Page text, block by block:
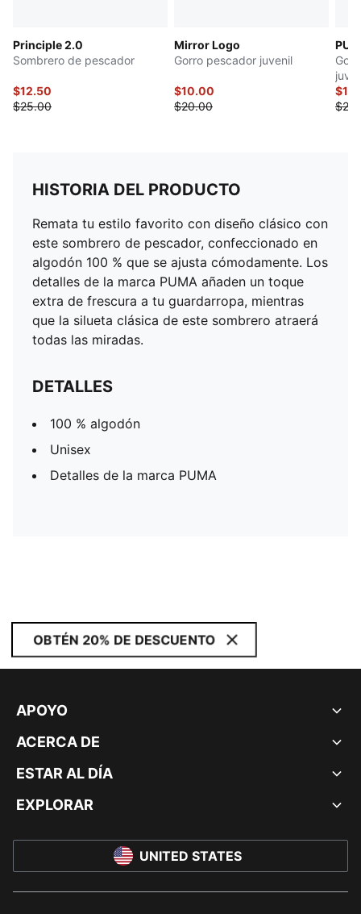
Principle 2.0
Sombrero de pescador
$12.50
$25.00
Mirror Logo
Gorro pescador juvenil
$10.00
$20.00
HISTORIA DEL PRODUCTO
Remata tu estilo favorito con diseño clásico con
este sombrero de pescador, confeccionado en
algodón 100 % que se ajusta cómodamente. Los
detalles de la marca PUMA añaden un toque
extra de frescura a tu guardarropa, mientras
que la silueta clásica de este sombrero atraerá
todas las miradas.
DETALLES
100 % algodón
Unisex
Detalles de la marca PUMA
OBTÉN 20% DE DESCUENTO
APOYO
ACERCA DE
ESTAR AL DÍA
EXPLORAR
UNITED STATES